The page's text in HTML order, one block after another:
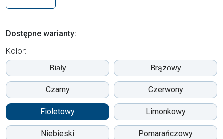
Dostępne warianty:
Kolor:
Biały
Brązowy
Czarny Czerwony
Fioletowy Limonkowy
Niebieski Pomarańczowy